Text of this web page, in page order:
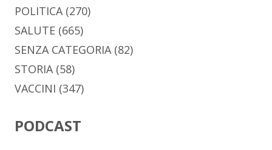
POLITICA(270)
SALUTE (665)
SENZA CATEGORIA(82)
STORIA(58)
VACCINI (347)
PODCAST